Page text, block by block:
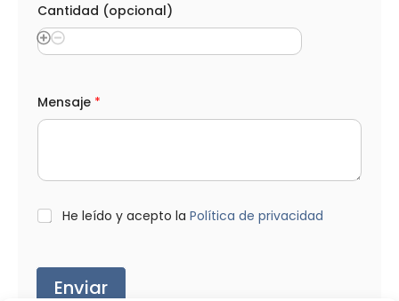
Cantidad (opcional)
o
s
Mensaje *
L
O
*
He leído y acepto la Política de privacidad
Enviar